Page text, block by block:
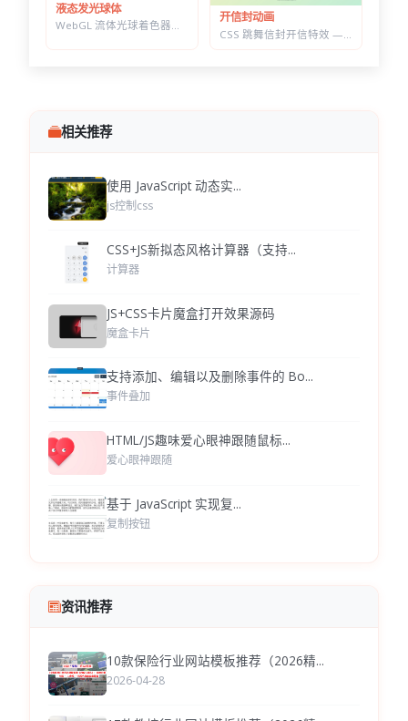
液态发光球体
WebGL 流体光球着色器特效 — 七套预设配色，参数实时可调的液态发光球
开信封动画
相关推荐
使用 JavaScript 动态实...
js控制css
CSS+JS新拟态风格计算器（支持...
计算器
JS+CSS卡片魔盒打开效果源码
魔盒卡片
支持添加、编辑以及删除事件的 Bo...
事件叠加
HTML/JS趣味爱心眼神跟随鼠标...
爱心眼神跟随
基于 JavaScript 实现复...
复制按钮
资讯推荐
10款保险行业网站模板推荐（2026精...
2026-04-28